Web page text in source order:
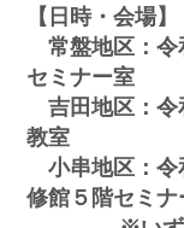
【日時・会場】
常盤地区：令
セミナー室
吉田地区：令
教室
小串地区：令
修館５階セミナ